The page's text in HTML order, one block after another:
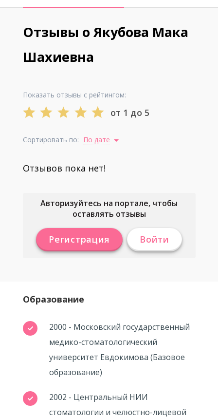
Отзывы о Якубова Мака
Шахиевна
Показать отзывы с рейтингом:
от 1 до 5
Сортировать по: По дате
Отзывов пока нет!
Авторизуйтесь на портале, чтобы
оставлять отзывы
Регистрация Войти
Образование
2000 - Московский государственный
медико-стоматологический
университет Евдокимова (Базовое
образование)
2002 - Центральный НИИ
стоматологии и челюстно-лицевой